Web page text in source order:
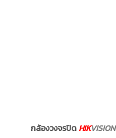
กล้องวงจรปิด HIKVISION